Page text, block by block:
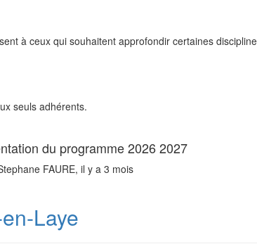
à ceux qui souhaitent approfondir certaines
seuls adhérents.
du programme 2026 2027
FAURE, il y a 3 mois
Laye